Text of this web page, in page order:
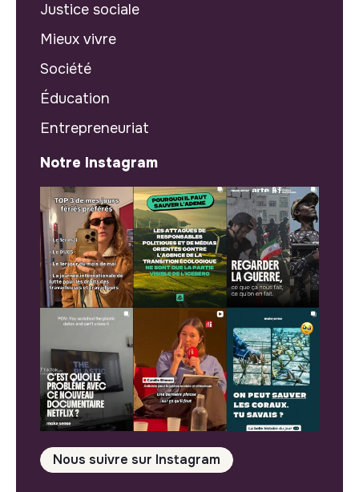
Justice sociale
Mieux vivre
Société
Éducation
Entrepreneuriat
Notre Instagram
Nous suivre sur Instagram